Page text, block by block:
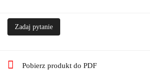
Zadaj pytanie
Pobierz produkt do PDF